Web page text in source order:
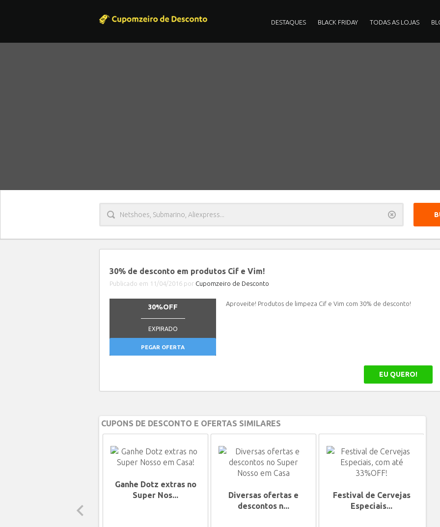
DESTAQUES BLACK FRIDAY TODAS AS LOJAS
Limpar
30% de desconto em produtos Cif e Vim!
Publicado em 11/04/2016 por Cupomzeiro de Desconto
30%OFF
EXPIRADO
PEGAR OFERTA
Aproveite! Produtos de limpeza Cif e Vim com 30% de desconto!
EU QUERO!
CUPONS DE DESCONTO E OFERTAS SIMILARES
Ganhe Dotz extras no
Super Nos...
Diversas ofertas e
descontos n...
Festival de Cervejas
Especiais...